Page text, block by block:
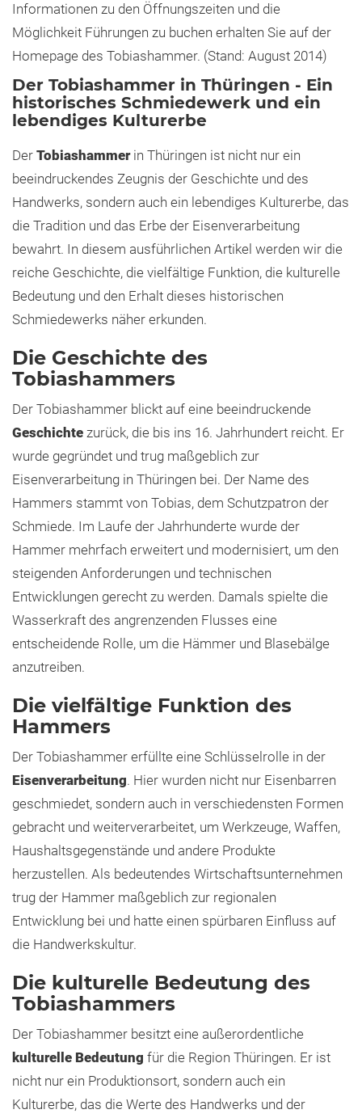
Informationen zu den Öffnungszeiten und die
Möglichkeit Führungen zu buchen erhalten Sie auf der
Homepage des Tobiashammer. (Stand: August 2014)
Der Tobiashammer in Thüringen - Ein
historisches Schmiedewerk und ein
lebendiges Kulturerbe
Der Tobiashammerin Thüringen ist nicht nur ein
beeindruckendes Zeugnis der Geschichte und des
Handwerks, sondern auch ein lebendiges Kulturerbe, das
die Tradition und das Erbe der Eisenverarbeitung
bewahrt. In diesem ausführlichen Artikel werden wir die
reiche Geschichte, die vielfältige Funktion, die kulturelle
Bedeutung und den Erhalt dieses historischen
Schmiedewerks näher erkunden.
Die Geschichte des
Tobiashammers
Der Tobiashammer blickt auf eine beeindruckende
Geschichte zurück, die bis ins 16. Jahrhundert reicht. Er
wurde gegründet und trug maßgeblich zur
Eisenverarbeitung in Thüringen bei. Der Name des
Hammers stammt von Tobias, dem Schutzpatron der
Schmiede. Im Laufe der Jahrhunderte wurde der
Hammer mehrfach erweitert und modernisiert, um den
steigenden Anforderungen und technischen
Entwicklungen gerecht zu werden. Damals spielte die
Wasserkraft des angrenzenden Flusses eine
entscheidende Rolle, um die Hämmer und Blasebälge
anzutreiben.
Die vielfältige Funktion des
Hammers
Der Tobiashammer erfüllte eine Schlüsselrolle in der
Eisenverarbeitung. Hier wurden nicht nur Eisenbarren
geschmiedet, sondern auch in verschiedensten Formen
gebracht und weiterverarbeitet, um Werkzeuge, Waffen,
Haushaltsgegenstände und andere Produkte
herzustellen. Als bedeutendes Wirtschaftsunternehmen
trug der Hammer maßgeblich zur regionalen
Entwicklung bei und hatte einen spürbaren Einfluss auf
die Handwerkskultur.
Die kulturelle Bedeutung des
Tobiashammers
Der Tobiashammer besitzt eine außerordentliche
kulturelle Bedeutung für die Region Thüringen. Er ist
nicht nur ein Produktionsort, sondern auch ein
Kulturerbe, das die Werte des Handwerks und der